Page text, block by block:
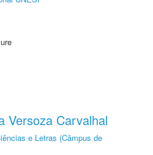
Versoza Carvalhal
e Letras (Câmpus de